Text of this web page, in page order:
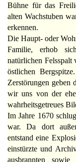
Bühne für das
alten Wachstuben
erkennen.
Die Haupt- oder
Familie, erhob
natürlichen Felsspalt
östlichen
Zerstörungen geben
wir uns von der
wahrheitsgetreues
Im Jahre 1670
war. Da dort
entstand eine
einstürzte und
ausbrannten sowie